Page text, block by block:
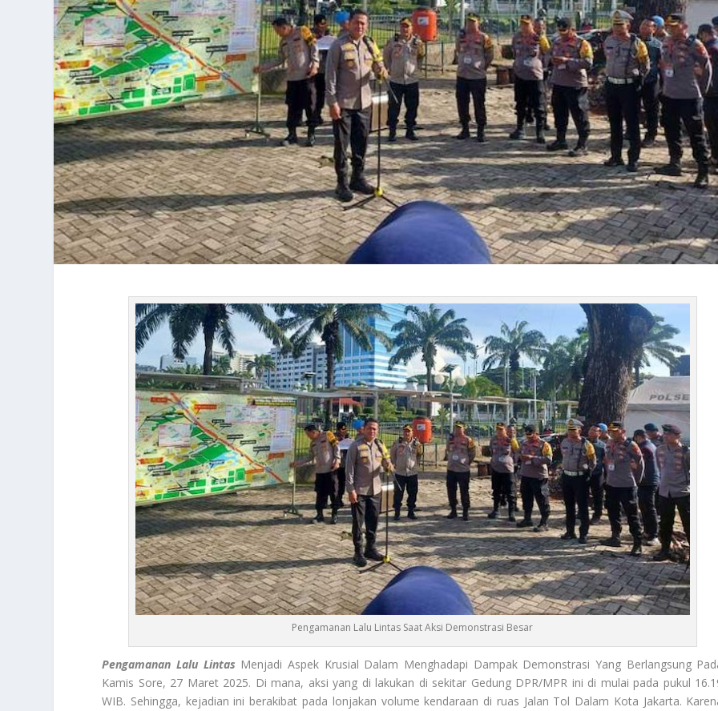
Pengamanan Lalu Lintas Saat Aksi Demonstrasi Besar
Pengamanan Lalu Lintas Menjadi Aspek Krusial Dalam Menghadapi Dampak Demonstrasi Yang Berlangsung
Kamis Sore, 27 Maret 2025. Di mana, aksi yang di lakukan di sekitar Gedung DPR/MPR ini di mulai pada pukul
WIB. Sehingga, kejadian ini berakibat pada lonjakan volume kendaraan di ruas Jalan Tol Dalam Kota Jakarta.